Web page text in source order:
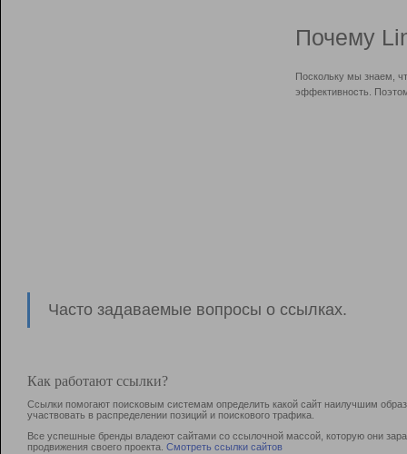
Почему
Поскольку мы знаем,
эффективность.
Часто задаваемые вопросы о ссылках.
Как работают ссылки?
Ссылки помогают поисковым системам определить какой сайт наилучшим
участвовать в раcпределении позиций и поискового трафика.
Все успешные бренды владеют сайтами со ссылочной массой, которую они
продвижения своего проекта. Смотреть ссылки сайтов